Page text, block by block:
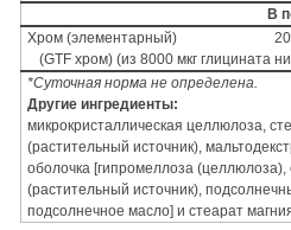
В
Хром (элементарный)
(GTF хром) (из 8000 мкг глицината
*Суточная норма не определена.
Другие ингредиенты:
микрокристаллическая целлюлоза,
(растительный источник),
оболочка [гипромеллоза (целлюлоза),
(растительный источник),
подсолнечное масло] и стеарат